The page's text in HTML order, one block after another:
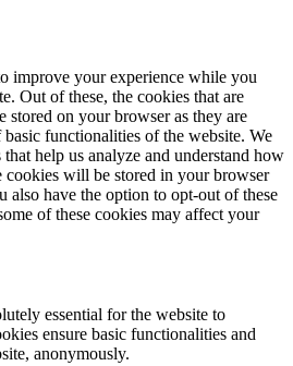
improve your experience while you
Out of these, the cookies that are
stored on your browser as they are
functionalities of the website. We
help us analyze and understand how
cookies will be stored in your browser
also have the option to opt-out of these
of these cookies may affect your
essential for the website to
ensure basic functionalities and
anonymously.